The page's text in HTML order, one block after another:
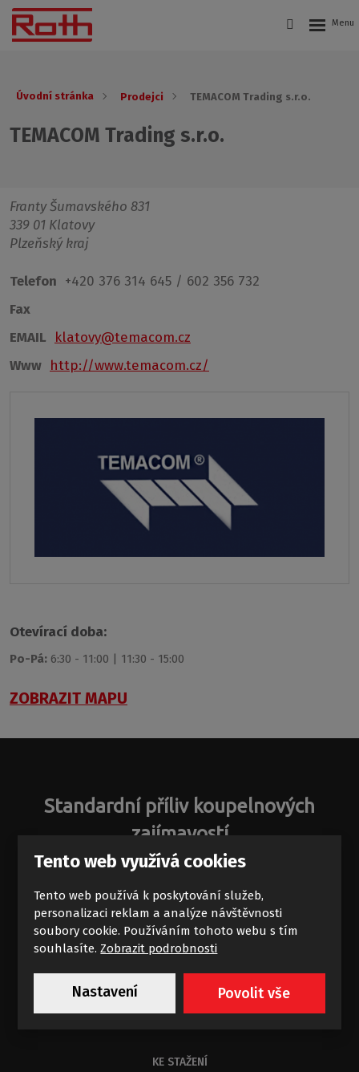
Úvodní stránka Prodejci TEMACOM Trading s.r.o.
TEMACOM Trading s.r.o.
Franty Šumavského 831
339 01 Klatovy
Plzeňský kraj
Telefon +420 376 314 645 / 602 356 732
Fax
EMAIL
klatovy@temacom.cz
Www http://www.temacom.cz/
Otevírací doba:
Po-Pá: 6:30 - 11:00 | 11:30 - 15:00
ZOBRAZIT MAPU
Standardní příliv koupelnových
zajímavostí
Novinky a akce na e-mail
Chci dostávat výhodné nabídky
Souhlasím se zpracovánímosobních údajů.
KE STAŽENÍ
Tento web využívá cookies
Tento web používá k poskytování služeb,
personalizaci reklam a analýze návštěvnosti
soubory cookie. Používáním tohoto webu s tím
souhlasíte.Zobrazit podrobnosti
Nastavení Povolit vše